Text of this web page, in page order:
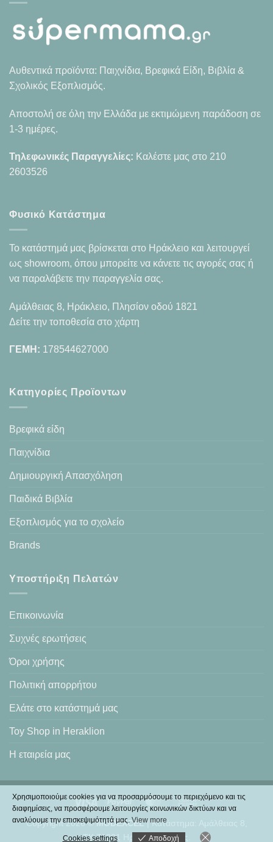
Αυθεντικά προϊόντα: Παιχνίδια, Βρεφικά Είδη, Βιβλία &
Σχολικός Εξοπλισμός.
Αποστολή σε όλη την Ελλάδα με εκτιμώμενη παράδοση σε
1-3 ημέρες.
Τηλεφωνικές Παραγγελίες: Καλέστε μας στο 210
2603526
Φυσικό Κατάστημα
Το κατάστημά μας βρίσκεται στο Ηράκλειο και λειτουργεί
ως showroom, όπου μπορείτε να κάνετε τις αγορές σας ή
να παραλάβετε την παραγγελία σας.
Αμάλθειας 8, Ηράκλειο, Πλησίον οδού 1821
Δείτε την τοποθεσία στο χάρτη
ΓΕΜΗ: 178544627000
Κατηγορίες Προϊοντων
Βρεφικά είδη
Παιχνίδια
Δημιουργική Απασχόληση
Παιδικά Βιβλία
Εξοπλισμός για το σχολείο
Brands
Υποστήριξη Πελατών
Επικοινωνία
Συχνές ερωτήσεις
Όροι χρήσης
Πολιτική απορρήτου
Ελάτε στο κατάστημά μας
Toy Shop in Heraklion
Η εταιρεία μας
Visa PayPal MasterCard
Cash
Copyright 2026 ©MODEXCEL| Κατάστημα: Αμάλθειας 8,
ΤΚ.71201 Ηράκλειο Κρήτης.
Χρησιμοποιούμε cookies για να προσαρμόσουμε το περιεχόμενο και τις
διαφημίσεις, να προσφέρουμε λειτουργίες κοινωνικών δικτύων και να
αναλύουμε την επισκεψιμότητά μας. View more
Cookies settings Αποδοχή